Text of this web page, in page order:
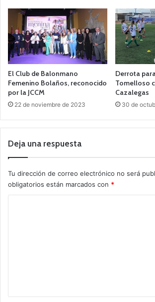
El Club de Balonmano
Femenino Bolaños, reconocido
por la JCCM
22 de noviembre de 2023
Derrota
Tomelloso
Cazalegas
30 de
Deja una respuesta
Tu dirección de correo electrónico no será
obligatorios están marcados con *